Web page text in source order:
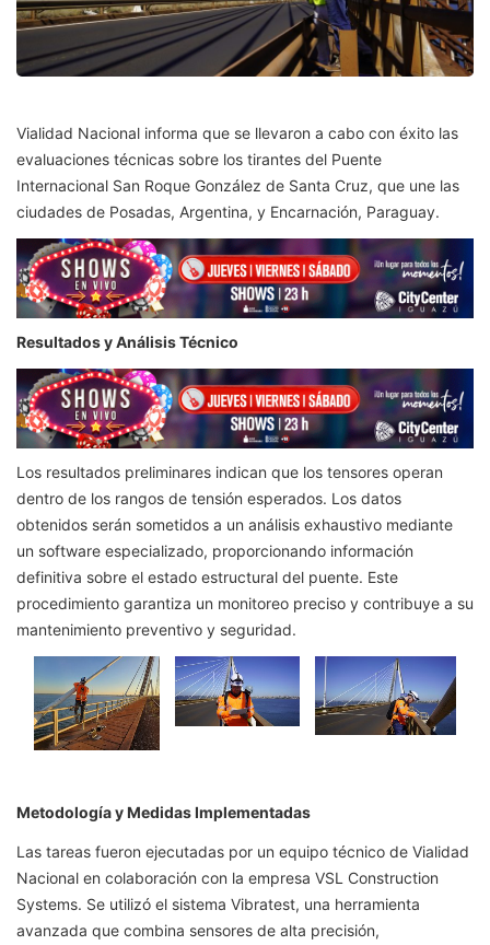
Vialidad Nacional informa que se llevaron a cabo con éxito las
evaluaciones técnicas sobre los tirantes del Puente
Internacional San Roque González de Santa Cruz, que une las
ciudades de Posadas, Argentina, y Encarnación, Paraguay.
Resultados y Análisis Técnico
Los resultados preliminares indican que los tensores operan
dentro de los rangos de tensión esperados. Los datos
obtenidos serán sometidos a un análisis exhaustivo mediante
un software especializado, proporcionando información
definitiva sobre el estado estructural del puente. Este
procedimiento garantiza un monitoreo preciso y contribuye a su
mantenimiento preventivo y seguridad.
Metodología y Medidas Implementadas
Las tareas fueron ejecutadas por un equipo técnico de Vialidad
Nacional en colaboración con la empresa VSL Construction
Systems. Se utilizó el sistema Vibratest, una herramienta
avanzada que combina sensores de alta precisión,